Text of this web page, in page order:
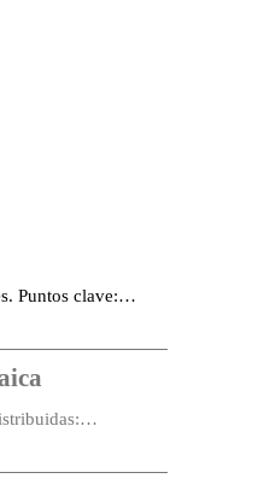
Puntos clave: